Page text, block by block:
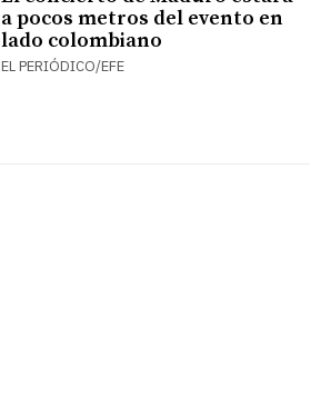
a pocos metros del evento en
lado colombiano
EL PERIÓDICO/EFE